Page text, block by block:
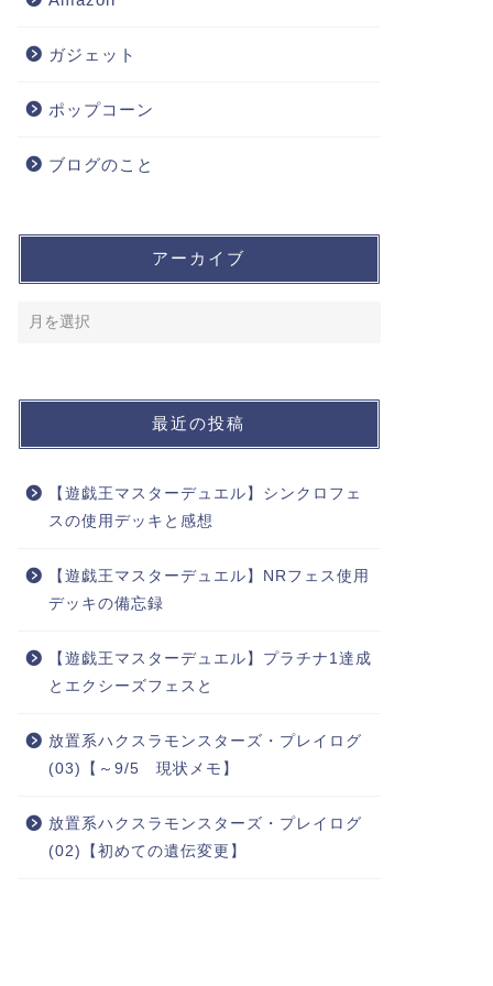
ガジェット
ポップコーン
ブログのこと
アーカイブ
最近の投稿
【遊戯王マスターデュエル】シンクロフェ
スの使用デッキと感想
【遊戯王マスターデュエル】NRフェス使用
デッキの備忘録
【遊戯王マスターデュエル】プラチナ1達成
とエクシーズフェスと
放置系ハクスラモンスターズ・プレイログ
(03)【～9/5 現状メモ】
放置系ハクスラモンスターズ・プレイログ
(02)【初めての遺伝変更】